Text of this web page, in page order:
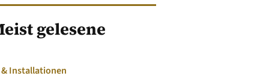
gelesene
Installationen